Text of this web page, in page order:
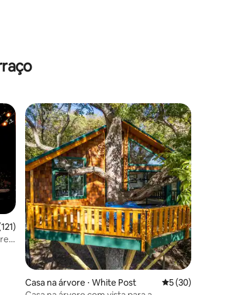
uma avaliação média de 5, 121 avaliações
Casa na árvore ⋅ White Post 5 de uma
5 (30)